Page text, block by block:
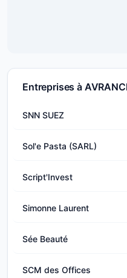
Entreprises à
SNN SUEZ
Sol'e Pasta (SARL)
Script'Invest
Simonne Laurent
Sée Beauté
SCM des Offices